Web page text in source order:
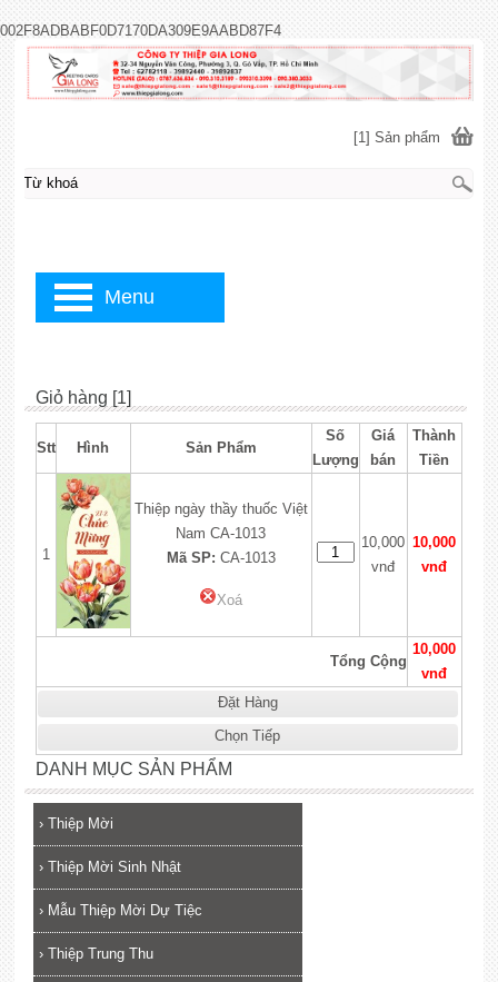
002F8ADBABF0D7170DA309E9AABD87F4
Giỏ hàng [1]
Stt Hình Sản Phẩm
Số
Lượng
Giá
bán
Thành
Tiền
1
Thiệp ngày thầy thuốc Việt
Nam CA-1013
Mã SP: CA-1013
Xoá
10,000
vnđ
10,000
vnđ
Tổng Cộng
10,000
vnđ
Đặt Hàng
Chọn Tiếp
DANH MỤC SẢN PHẨM
› Thiệp Mời
› Thiệp Mời Sinh Nhật
› Mẫu Thiệp Mời Dự Tiệc
› Thiệp Trung Thu
[1] Sản phẩm
Menu